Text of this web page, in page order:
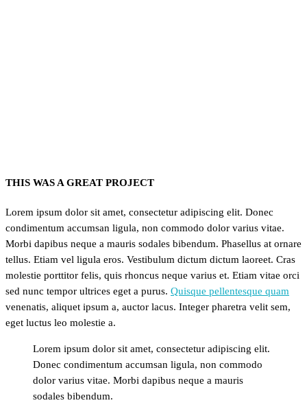
THIS WAS A GREAT PROJECT
Lorem ipsum dolor sit amet, consectetur adipiscing elit. Donec
condimentum accumsan ligula, non commodo dolor varius vitae.
Morbi dapibus neque a mauris sodales bibendum. Phasellus at ornare
tellus. Etiam vel ligula eros. Vestibulum dictum dictum laoreet. Cras
molestie porttitor felis, quis rhoncus neque varius et. Etiam vitae orci
sed nunc tempor ultrices eget a purus. Quisque pellentesque quam
venenatis, aliquet ipsum a, auctor lacus. Integer pharetra velit sem,
eget luctus leo molestie a.
Lorem ipsum dolor sit amet, consectetur adipiscing elit.
Donec condimentum accumsan ligula, non commodo
dolor varius vitae. Morbi dapibus neque a mauris
sodales bibendum.